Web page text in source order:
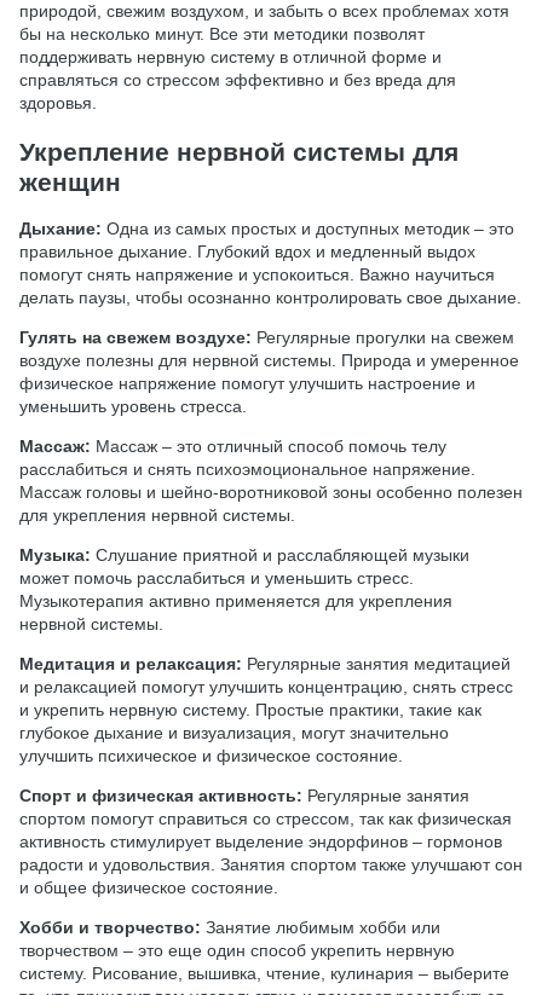
природой, свежим воздухом, и забыть о всех проблемах хотя
бы на несколько минут. Все эти методики позволят
поддерживать нервную систему в отличной форме и
справляться со стрессом эффективно и без вреда для
здоровья.
Укрепление нервной системы для
женщин
Дыхание: Одна из самых простых и доступных методик – это
правильное дыхание. Глубокий вдох и медленный выдох
помогут снять напряжение и успокоиться. Важно научиться
делать паузы, чтобы осознанно контролировать свое дыхание.
Гулять на свежем воздухе: Регулярные прогулки на свежем
воздухе полезны для нервной системы. Природа и умеренное
физическое напряжение помогут улучшить настроение и
уменьшить уровень стресса.
Массаж: Массаж – это отличный способ помочь телу
расслабиться и снять психоэмоциональное напряжение.
Массаж головы и шейно-воротниковой зоны особенно полезен
для укрепления нервной системы.
Музыка: Слушание приятной и расслабляющей музыки
может помочь расслабиться и уменьшить стресс.
Музыкотерапия активно применяется для укрепления
нервной системы.
Медитация и релаксация: Регулярные занятия медитацией
и релаксацией помогут улучшить концентрацию, снять стресс
и укрепить нервную систему. Простые практики, такие как
глубокое дыхание и визуализация, могут значительно
улучшить психическое и физическое состояние.
Спорт и физическая активность: Регулярные занятия
спортом помогут справиться со стрессом, так как физическая
активность стимулирует выделение эндорфинов – гормонов
радости и удовольствия. Занятия спортом также улучшают сон
и общее физическое состояние.
Хобби и творчество: Занятие любимым хобби или
творчеством – это еще один способ укрепить нервную
систему. Рисование, вышивка, чтение, кулинария – выберите